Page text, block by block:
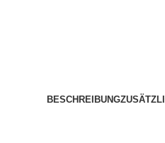
BESCHREIBUNG